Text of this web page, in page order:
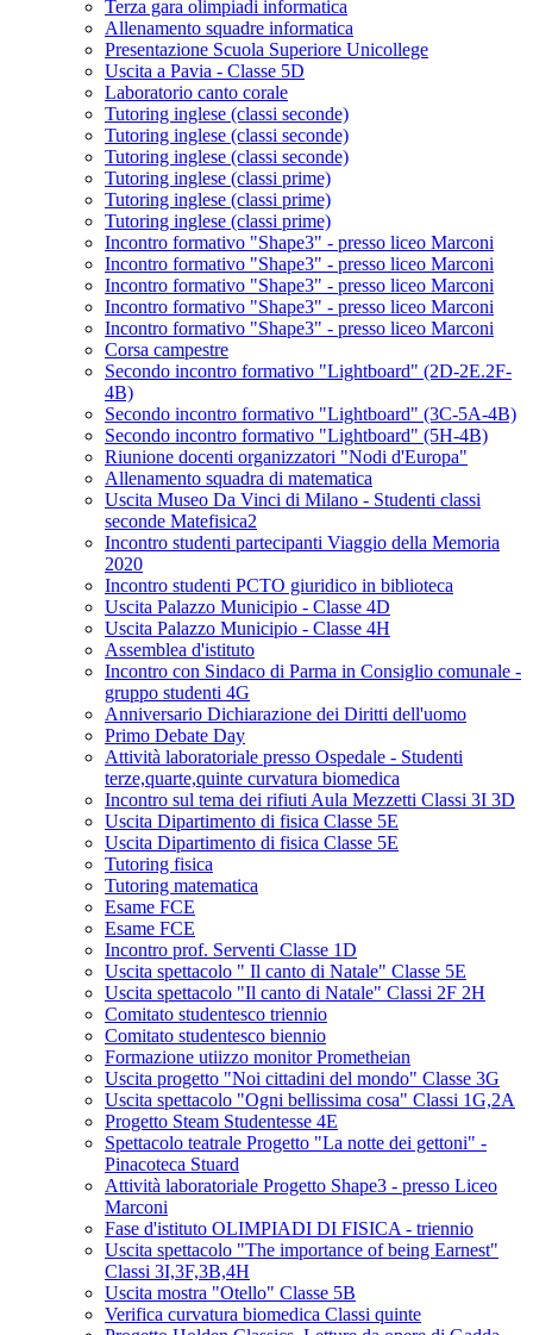
Terza gara olimpiadi informatica
Allenamento squadre informatica
Presentazione Scuola Superiore Unicollege
Uscita a Pavia - Classe 5D
Laboratorio canto corale
Tutoring inglese (classi seconde)
Tutoring inglese (classi seconde)
Tutoring inglese (classi seconde)
Tutoring inglese (classi prime)
Tutoring inglese (classi prime)
Tutoring inglese (classi prime)
Incontro formativo "Shape3" - presso liceo Marconi
Incontro formativo "Shape3" - presso liceo Marconi
Incontro formativo "Shape3" - presso liceo Marconi
Incontro formativo "Shape3" - presso liceo Marconi
Incontro formativo "Shape3" - presso liceo Marconi
Corsa campestre
Secondo incontro formativo "Lightboard" (2D-2E.2F-
4B)
Secondo incontro formativo "Lightboard" (3C-5A-4B)
Secondo incontro formativo "Lightboard" (5H-4B)
Riunione docenti organizzatori "Nodi d'Europa"
Allenamento squadra di matematica
Uscita Museo Da Vinci di Milano - Studenti classi
seconde Matefisica2
Incontro studenti partecipanti Viaggio della Memoria
2020
Incontro studenti PCTO giuridico in biblioteca
Uscita Palazzo Municipio - Classe 4D
Uscita Palazzo Municipio - Classe 4H
Assemblea d'istituto
Incontro con Sindaco di Parma in Consiglio comunale -
gruppo studenti 4G
Anniversario Dichiarazione dei Diritti dell'uomo
Primo Debate Day
Attività laboratoriale presso Ospedale - Studenti
terze,quarte,quinte curvatura biomedica
Incontro sul tema dei rifiuti Aula Mezzetti Classi 3I 3D
Uscita Dipartimento di fisica Classe 5E
Uscita Dipartimento di fisica Classe 5E
Tutoring fisica
Tutoring matematica
Esame FCE
Esame FCE
Incontro prof. Serventi Classe 1D
Uscita spettacolo " Il canto di Natale" Classe 5E
Uscita spettacolo "Il canto di Natale" Classi 2F 2H
Comitato studentesco triennio
Comitato studentesco biennio
Formazione utiizzo monitor Prometheian
Uscita progetto "Noi cittadini del mondo" Classe 3G
Uscita spettacolo "Ogni bellissima cosa" Classi 1G,2A
Progetto Steam Studentesse 4E
Spettacolo teatrale Progetto "La notte dei gettoni" -
Pinacoteca Stuard
Attività laboratoriale Progetto Shape3 - presso Liceo
Marconi
Fase d'istituto OLIMPIADI DI FISICA - triennio
Uscita spettacolo "The importance of being Earnest"
Classi 3I,3F,3B,4H
Uscita mostra "Otello" Classe 5B
Verifica curvatura biomedica Classi quinte